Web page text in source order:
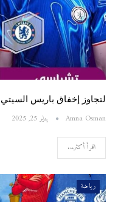
لتجاوز إخفاق باريس
Amna Osman يناير 25, 2025
اقرأ أكثر...
رياضة